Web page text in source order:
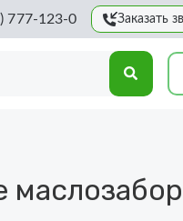
777-123-0 Заказать